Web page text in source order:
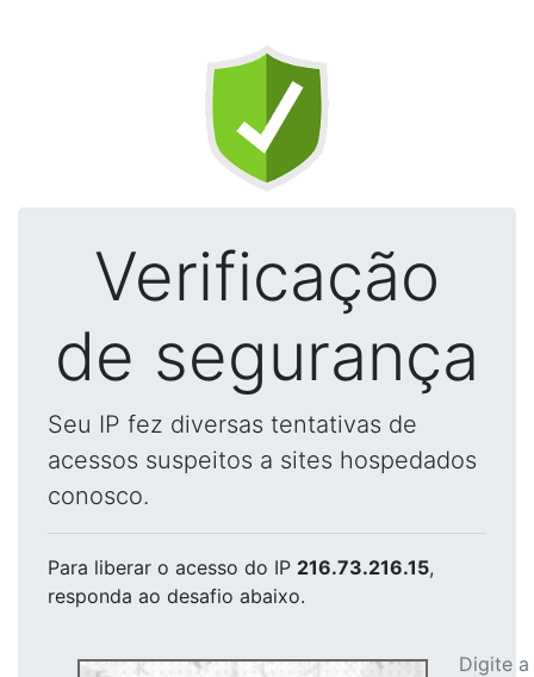
Verificação
de segurança
Seu IP fez diversas tentativas de
acessos suspeitos a sites hospedados
conosco.
Para liberar o acesso do IP 216.73.216.15,
responda ao desafio abaixo.
Digite